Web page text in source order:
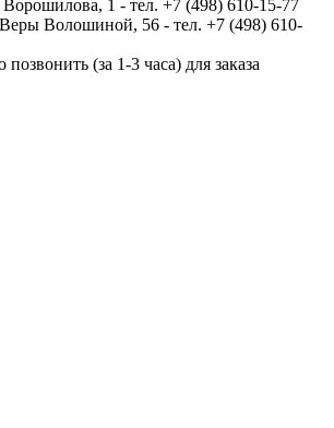
Ворошилова, 1 - тел. +7 (498) 610-15-77
Волошиной, 56 - тел. +7 (498) 610-
(за 1-3 часа) для заказа